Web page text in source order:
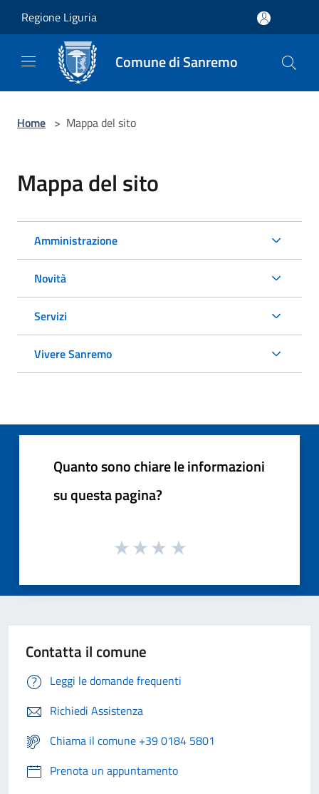
Regione Liguria
Comune di Sanremo
Home > Mappa del sito
Mappa del sito
Amministrazione
Novità
Servizi
Vivere Sanremo
Quanto sono chiare le informazioni
su questa pagina?
Contatta il comune
Leggi le domande frequenti
Richiedi Assistenza
Chiama il comune +39 0184 5801
Prenota un appuntamento